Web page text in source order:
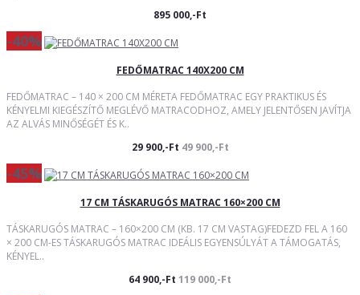
895 000,-Ft
-40%
FEDŐMATRAC 140X200 CM
FEDŐMATRAC – 140 × 200 CM MÉRETA FEDŐMATRAC EGY PRAKTIKUS ÉS
KÉNYELMI KIEGÉSZÍTŐ MEGLÉVŐ MATRACODHOZ, AMELY JELENTŐSEN JAVÍTJA
AZ ALVÁS MINŐSÉGÉT ÉS K..
29 900,-Ft 49 900,-Ft
-45%
17 CM TÁSKARUGÓS MATRAC 160×200 CM
TÁSKARUGÓS MATRAC – 160×200 CM (KB. 17 CM VASTAG)FEDEZD FEL A 160
× 200 CM-ES TÁSKARUGÓS MATRAC IDEÁLIS EGYENSÚLYÁT A TÁMOGATÁS,
KÉNYEL..
64 900,-Ft 119 000,-Ft